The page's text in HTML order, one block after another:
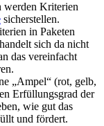
werden Kriterien
sicherstellen.
in Paketen
sich da nicht
das vereinfacht
„Ampel“ (rot, gelb,
Erfüllungsgrad der
wie gut das
und fördert.